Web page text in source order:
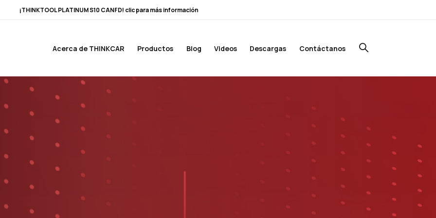
¡THINKTOOL PLATINUM S10 CANFD! clic para más información
Acerca de THINKCAR Productos Blog Videos Descargas Contáctanos